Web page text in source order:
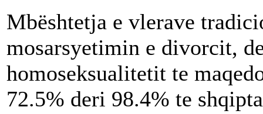
Mbështetja e vlerave
mosarsyetimin e divorcit,
homoseksualitetit te
72.5% deri 98.4% te